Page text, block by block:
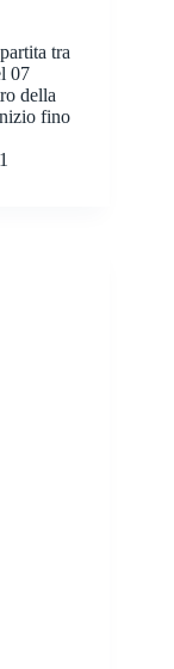
tra
07
della
fino